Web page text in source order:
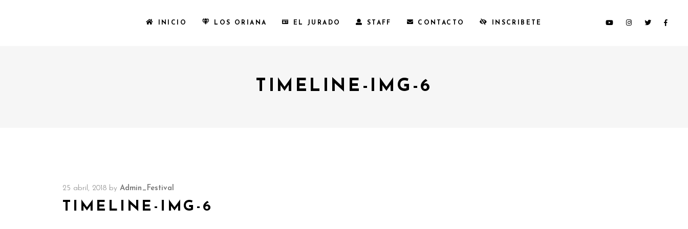
INICIO LOS ORIANA EL JURADO STAFF CONTACTO INSCRIBETE
TIMELINE-IMG-6
25 abril, 2018 by Admin_Festival
TIMELINE-IMG-6